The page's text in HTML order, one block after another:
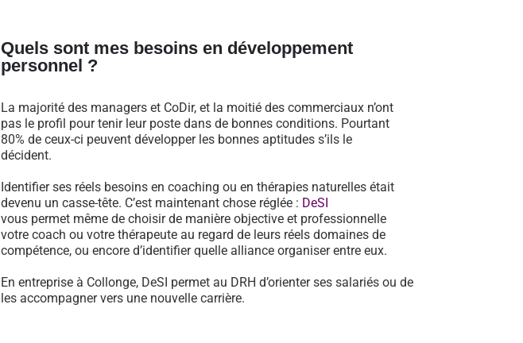
Quels sont mes besoins en développement
personnel ?
La majorité des managers et CoDir, et la moitié des commerciaux n’ont
pas le profil pour tenir leur poste dans de bonnes conditions. Pourtant
80% de ceux-ci peuvent développer les bonnes aptitudes s’ils le
décident.
Identifier ses réels besoins en coaching ou en thérapies naturelles était
devenu un casse-tête. C’est maintenant chose réglée : DeSI
vous permet même de choisir de manière objective et professionnelle
votre coach ou votre thérapeute au regard de leurs réels domaines de
compétence, ou encore d’identifier quelle alliance organiser entre eux.
En entreprise à Collonge, DeSI permet au DRH d’orienter ses salariés ou de
les accompagner vers une nouvelle carrière.